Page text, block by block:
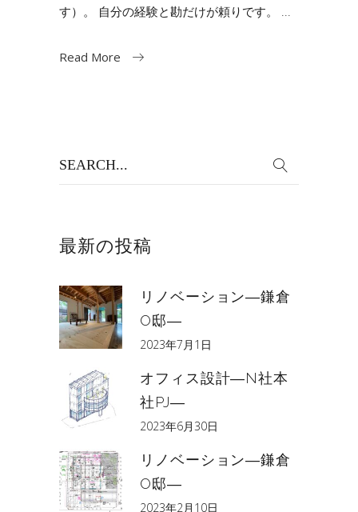
す）。 自分の経験と勘だけが頼りです。
Read More
for:
最新の投稿
リノベーション―鎌倉
O邸―
2023年7月1日
オフィス設計―N社本
社PJ―
2023年6月30日
リノベーション―鎌倉
O邸―
2023年2月10日